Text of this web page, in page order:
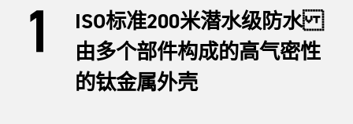
ISO标准200米潜水级防水
由多个部件构成的高气密性
的钛金属外壳